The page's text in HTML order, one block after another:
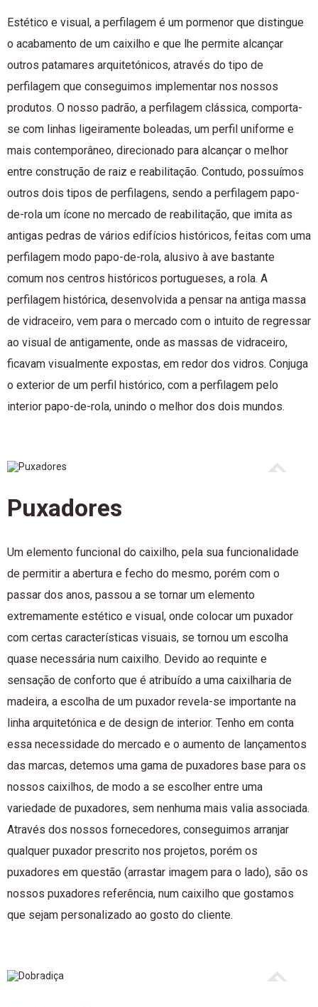
Estético e visual, a perfilagem é um pormenor que distingue
o acabamento de um caixilho e que lhe permite alcançar
outros patamares arquitetónicos, através do tipo de
perfilagem que conseguimos implementar nos nossos
produtos. O nosso padrão, a perfilagem clássica, comporta-
se com linhas ligeiramente boleadas, um perfil uniforme e
mais contemporâneo, direcionado para alcançar o melhor
entre construção de raiz e reabilitação. Contudo, possuímos
outros dois tipos de perfilagens, sendo a perfilagem papo-
de-rola um ícone no mercado de reabilitação, que imita as
antigas pedras de vários edifícios históricos, feitas com uma
perfilagem modo papo-de-rola, alusivo à ave bastante
comum nos centros históricos portugueses, a rola. A
perfilagem histórica, desenvolvida a pensar na antiga massa
de vidraceiro, vem para o mercado com o intuito de regressar
ao visual de antigamente, onde as massas de vidraceiro,
ficavam visualmente expostas, em redor dos vidros. Conjuga
o exterior de um perfil histórico, com a perfilagem pelo
interior papo-de-rola, unindo o melhor dos dois mundos.
Puxadores
Um elemento funcional do caixilho, pela sua funcionalidade
de permitir a abertura e fecho do mesmo, porém com o
passar dos anos, passou a se tornar um elemento
extremamente estético e visual, onde colocar um puxador
com certas características visuais, se tornou um escolha
quase necessária num caixilho. Devido ao requinte e
sensação de conforto que é atribuído a uma caixilharia de
madeira, a escolha de um puxador revela-se importante na
linha arquitetónica e de design de interior. Tenho em conta
essa necessidade do mercado e o aumento de lançamentos
das marcas, detemos uma gama de puxadores base para os
nossos caixilhos, de modo a se escolher entre uma
variedade de puxadores, sem nenhuma mais valia associada.
Através dos nossos fornecedores, conseguimos arranjar
qualquer puxador prescrito nos projetos, porém os
puxadores em questão (arrastar imagem para o lado), são os
nossos puxadores referência, num caixilho que gostamos
que sejam personalizado ao gosto do cliente.